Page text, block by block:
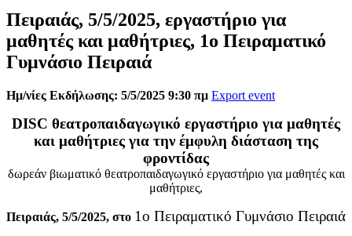
Πειραιάς, 5/5/2025, εργαστήριο για
μαθητές και μαθήτριες, 1ο Πειραματικό
Γυμνάσιο Πειραιά
Ημ/νίες Εκδήλωσης: 5/5/2025 9:30 πμ Export event
DISC θεατροπαιδαγωγικό εργαστήριο για μαθητές
και μαθήτριες για την έμφυλη διάσταση της
φροντίδας
δωρεάν βιωματικό θεατροπαιδαγωγικό εργαστήριο για μαθητές και
μαθήτριες,
Πειραιάς, 5/5/2025, στο 1ο Πειραματικό Γυμνάσιο Πειραιά